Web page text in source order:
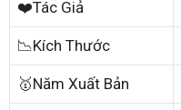
❤️Tác Giả
📉Kích Thước
🥇Năm Xuất Bản